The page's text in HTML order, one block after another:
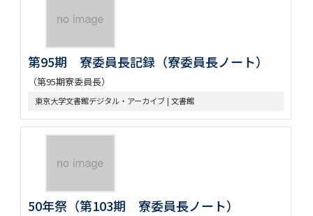
第95期 寮委員長記録（寮委員長ノート）
（第95期寮委員長）
東京大学文書館デジタル・アーカイブ | 文書館
50年祭（第103期 寮委員長ノート）